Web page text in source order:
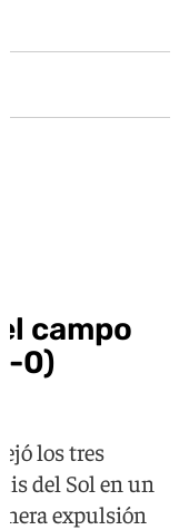
campo
0)
los tres
del Sol en un
expulsión